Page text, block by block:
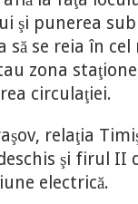
şi punerea
se reia în
zona
circulaţiei.
relaţia
şi firul II
electrică.